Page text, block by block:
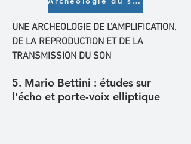
UNE ARCHEOLOGIE DE L'AMPLIFICATION,
DE LA REPRODUCTION ET DE LA
TRANSMISSION DU SON
5. Mario Bettini : études sur
l'écho et porte-voix elliptique